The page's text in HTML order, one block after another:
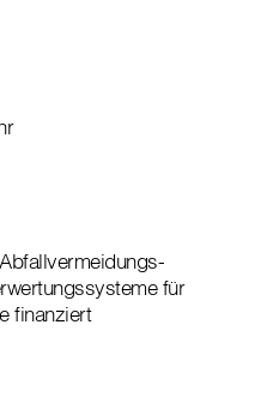
für
finanziert